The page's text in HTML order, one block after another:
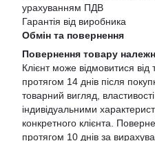
урахуванням ПДВ
Гарантія від виробника
Обмін та повернення
Повернення товару
Клієнт може відмовитися
протягом 14 днів після
товарний вигляд,
індивідуальними
конкретного клієнта.
протягом 10 днів за